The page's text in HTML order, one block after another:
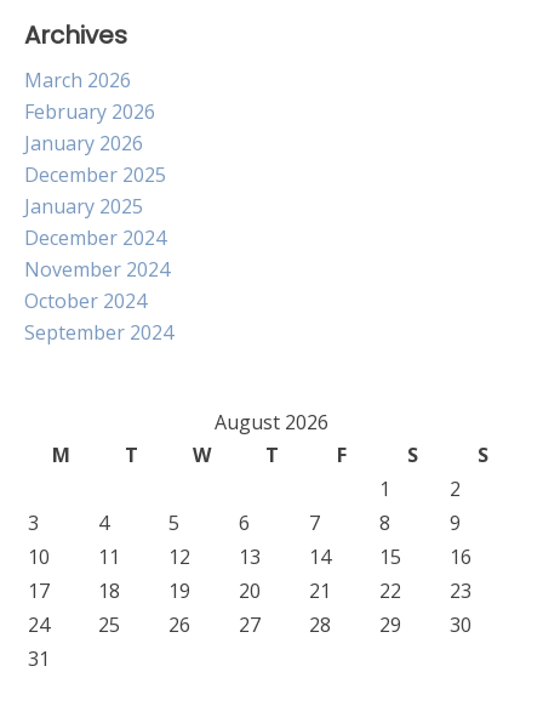
Archives
March 2026
February 2026
January 2026
December 2025
January 2025
December 2024
November 2024
October 2024
September 2024
August 2026
M
T W T F S
S
1
2
3
4 5 6 7 8
9
10
11 12 13 14 15
16
17
18 19 20 21 22
23
24
25 26 27 28 29
30
31